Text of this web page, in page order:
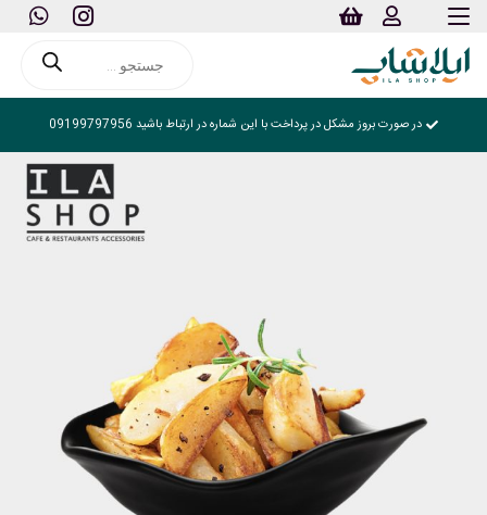
search
در صورت بروز مشکل در پرداخت با این شماره در ارتباط باشید 09199797956